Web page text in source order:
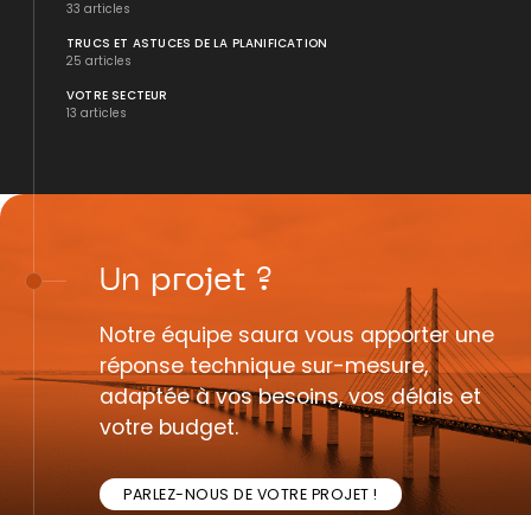
33 articles
TRUCS ET ASTUCES DE LA PLANIFICATION
25 articles
VOTRE SECTEUR
13 articles
Un projet ?
Notre équipe saura vous apporter une
réponse technique sur-mesure,
adaptée à vos besoins, vos délais et
votre budget.
PARLEZ-NOUS DE VOTRE PROJET !